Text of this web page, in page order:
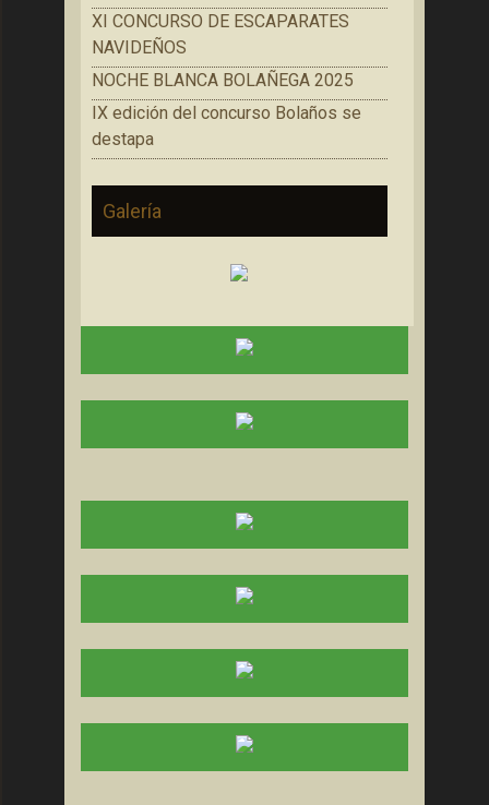
XI CONCURSO DE ESCAPARATES
NAVIDEÑOS
NOCHE BLANCA BOLAÑEGA 2025
IX edición del concurso Bolaños se
destapa
Galería